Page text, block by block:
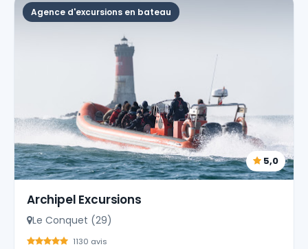
Agence d'excursions en bateau
5,0
Archipel Excursions
Le Conquet (29)
1130 avis